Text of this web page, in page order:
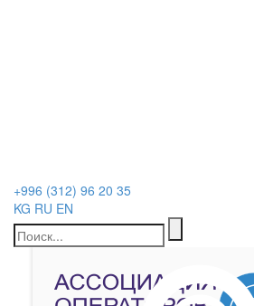
+996 (312) 96 20 35
KG RU EN